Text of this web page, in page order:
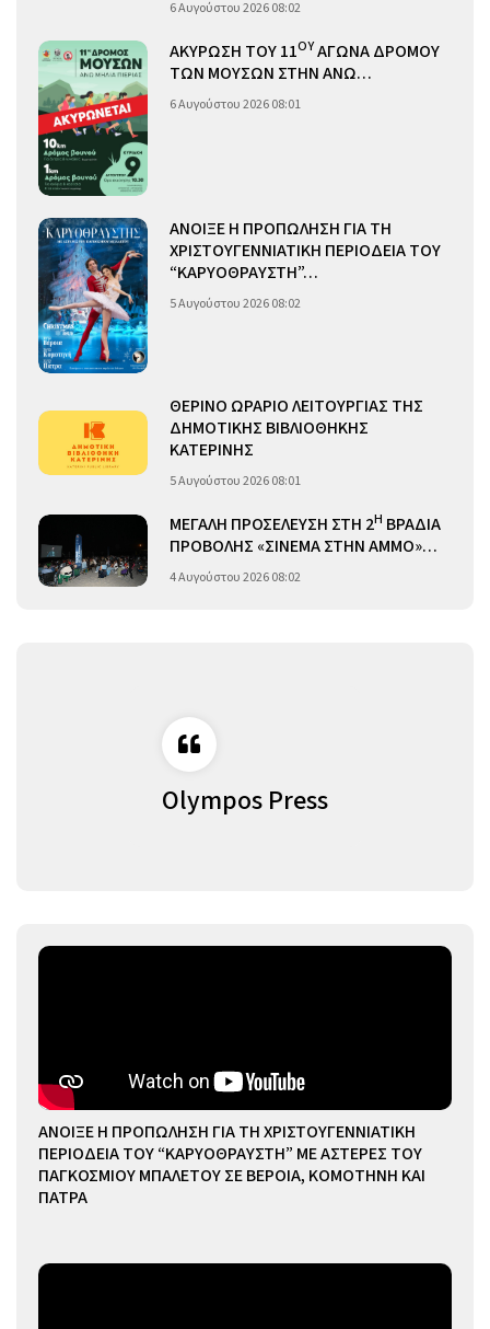
6 Αυγούστου 2026 08:02
ΑΚΥΡΩΣΗ ΤΟΥ 11ΟΥΑΓΩΝΑ ΔΡΟΜΟΥ
ΤΩΝ ΜΟΥΣΩΝ ΣΤΗΝ ΑΝΩ…
6 Αυγούστου 2026 08:01
ΑΝΟΙΞΕ Η ΠΡΟΠΩΛΗΣΗ ΓΙΑ ΤΗ
ΧΡΙΣΤΟΥΓΕΝΝΙΑΤΙΚΗ ΠΕΡΙΟΔΕΙΑ ΤΟΥ
“ΚΑΡΥΟΘΡΑΥΣΤΗ”…
5 Αυγούστου 2026 08:02
ΘΕΡΙΝΟ ΩΡΑΡΙΟ ΛΕΙΤΟΥΡΓΙΑΣ ΤΗΣ
ΔΗΜΟΤΙΚΗΣ ΒΙΒΛΙΟΘΗΚΗΣ
ΚΑΤΕΡΙΝΗΣ
5 Αυγούστου 2026 08:01
ΜΕΓΑΛΗ ΠΡΟΣΕΛΕΥΣΗ ΣΤΗ 2Η ΒΡΑΔΙΑ
ΠΡΟΒΟΛΗΣ «ΣΙΝΕΜΑ ΣΤΗΝ ΑΜΜΟ»…
4 Αυγούστου 2026 08:02
Olympos Press
ΑΝΟΙΞΕ Η ΠΡΟΠΩΛΗΣΗ ΓΙΑ ΤΗ ΧΡΙΣΤΟΥΓΕΝΝΙΑΤΙΚΗ
ΠΕΡΙΟΔΕΙΑ ΤΟΥ “ΚΑΡΥΟΘΡΑΥΣΤΗ” ΜΕ ΑΣΤΕΡΕΣ ΤΟΥ
ΠΑΓΚΟΣΜΙΟΥ ΜΠΑΛΕΤΟΥ ΣΕ ΒΕΡΟΙΑ, ΚΟΜΟΤΗΝΗ ΚΑΙ
ΠΑΤΡΑ